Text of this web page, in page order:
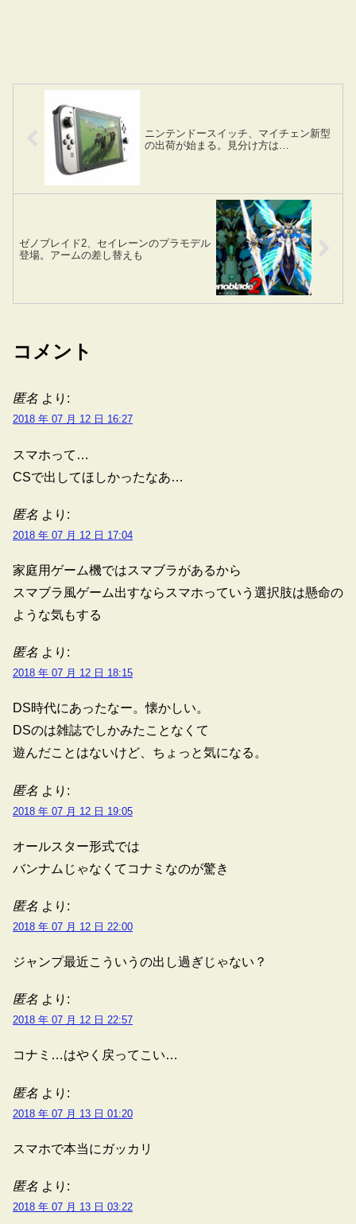
ニンテンドースイッチ、マイチェン新型
の出荷が始まる。見分け方は…
ゼノブレイド2、セイレーンのプラモデル
登場。アームの差し替えも
コメント
匿名 より:
2018 年 07 月 12 日 16:27
スマホって…
CSで出してほしかったなあ…
匿名 より:
2018 年 07 月 12 日 17:04
家庭用ゲーム機ではスマブラがあるから
スマブラ風ゲーム出すならスマホっていう選択肢は懸命の
ような気もする
匿名 より:
2018 年 07 月 12 日 18:15
DS時代にあったなー。懐かしい。
DSのは雑誌でしかみたことなくて
遊んだことはないけど、ちょっと気になる。
匿名 より:
2018 年 07 月 12 日 19:05
オールスター形式では
バンナムじゃなくてコナミなのが驚き
匿名 より:
2018 年 07 月 12 日 22:00
ジャンプ最近こういうの出し過ぎじゃない？
匿名 より:
2018 年 07 月 12 日 22:57
コナミ…はやく戻ってこい…
匿名 より:
2018 年 07 月 13 日 01:20
スマホで本当にガッカリ
匿名 より:
2018 年 07 月 13 日 03:22